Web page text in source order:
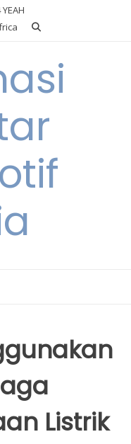
Listrik